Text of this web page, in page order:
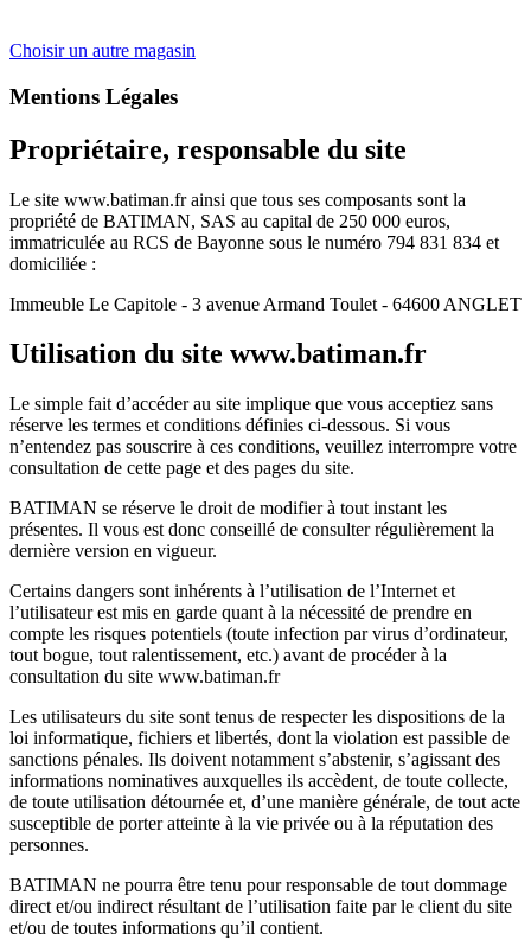
Choisir un autre magasin
Mentions Légales
Propriétaire, responsable du site
Le site www.batiman.fr ainsi que tous ses composants sont la
propriété de BATIMAN, SAS au capital de 250 000 euros,
immatriculée au RCS de Bayonne sous le numéro 794 831 834 et
domiciliée :
Immeuble Le Capitole - 3 avenue Armand Toulet - 64600 ANGLET
Utilisation du site www.batiman.fr
Le simple fait d’accéder au site implique que vous acceptiez sans
réserve les termes et conditions définies ci-dessous. Si vous
n’entendez pas souscrire à ces conditions, veuillez interrompre votre
consultation de cette page et des pages du site.
BATIMAN se réserve le droit de modifier à tout instant les
présentes. Il vous est donc conseillé de consulter régulièrement la
dernière version en vigueur.
Certains dangers sont inhérents à l’utilisation de l’Internet et
l’utilisateur est mis en garde quant à la nécessité de prendre en
compte les risques potentiels (toute infection par virus d’ordinateur,
tout bogue, tout ralentissement, etc.) avant de procéder à la
consultation du site www.batiman.fr
Les utilisateurs du site sont tenus de respecter les dispositions de la
loi informatique, fichiers et libertés, dont la violation est passible de
sanctions pénales. Ils doivent notamment s’abstenir, s’agissant des
informations nominatives auxquelles ils accèdent, de toute collecte,
de toute utilisation détournée et, d’une manière générale, de tout acte
susceptible de porter atteinte à la vie privée ou à la réputation des
personnes.
BATIMAN ne pourra être tenu pour responsable de tout dommage
direct et/ou indirect résultant de l’utilisation faite par le client du site
et/ou de toutes informations qu’il contient.